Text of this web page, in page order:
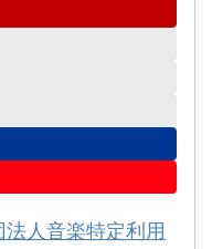
人音楽特定利用